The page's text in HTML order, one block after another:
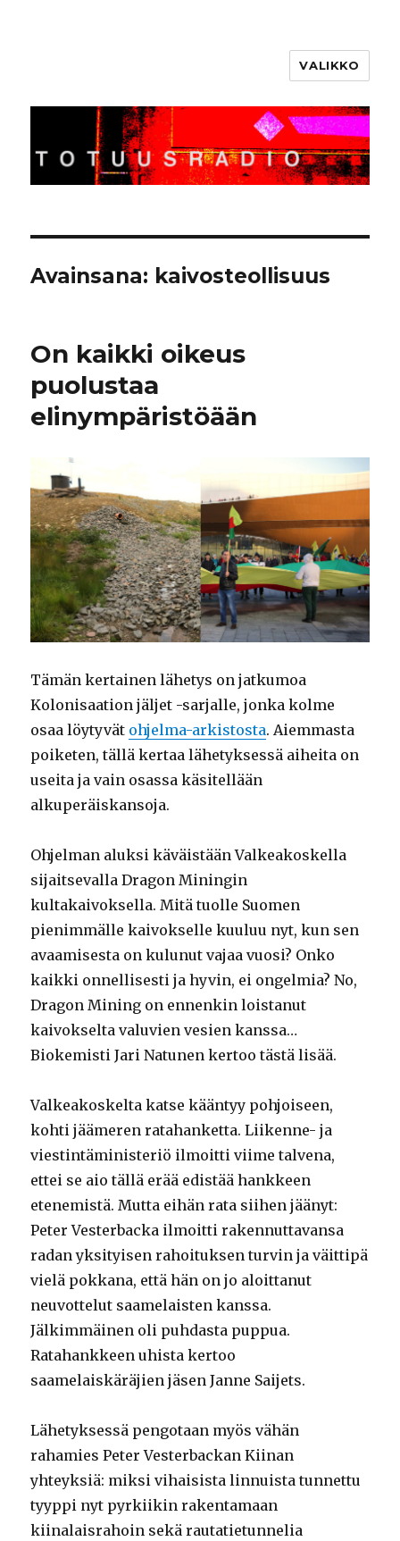
VALIKKO
Avainsana: kaivosteollisuus
On kaikki oikeus
puolustaa
elinympäristöään
Tämän kertainen lähetys on jatkumoa
Kolonisaation jäljet -sarjalle, jonka kolme
osaa löytyvät ohjelma-arkistosta. Aiemmasta
poiketen, tällä kertaa lähetyksessä aiheita on
useita ja vain osassa käsitellään
alkuperäiskansoja.
Ohjelman aluksi käväistään Valkeakoskella
sijaitsevalla Dragon Miningin
kultakaivoksella. Mitä tuolle Suomen
pienimmälle kaivokselle kuuluu nyt, kun sen
avaamisesta on kulunut vajaa vuosi? Onko
kaikki onnellisesti ja hyvin, ei ongelmia? No,
Dragon Mining on ennenkin loistanut
kaivokselta valuvien vesien kanssa…
Biokemisti Jari Natunen kertoo tästä lisää.
Valkeakoskelta katse kääntyy pohjoiseen,
kohti jäämeren ratahanketta. Liikenne- ja
viestintäministeriö ilmoitti viime talvena,
ettei se aio tällä erää edistää hankkeen
etenemistä. Mutta eihän rata siihen jäänyt:
Peter Vesterbacka ilmoitti rakennuttavansa
radan yksityisen rahoituksen turvin ja väittipä
vielä pokkana, että hän on jo aloittanut
neuvottelut saamelaisten kanssa.
Jälkimmäinen oli puhdasta puppua.
Ratahankkeen uhista kertoo
saamelaiskäräjien jäsen Janne Saijets.
Lähetyksessä pengotaan myös vähän
rahamies Peter Vesterbackan Kiinan
yhteyksiä: miksi vihaisista linnuista tunnettu
tyyppi nyt pyrkiikin rakentamaan
kiinalaisrahoin sekä rautatietunnelia